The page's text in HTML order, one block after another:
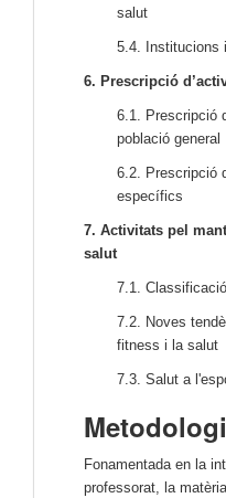
salut
5.4. Institucions
6. Prescripció
6.1. Prescripció
població general
6.2. Prescripció
específics
7. Activitats pel
salut
7.1.
7.2. Noves
fitness i la salut
7.3. Salut a
Fonamentada en la
professorat, la